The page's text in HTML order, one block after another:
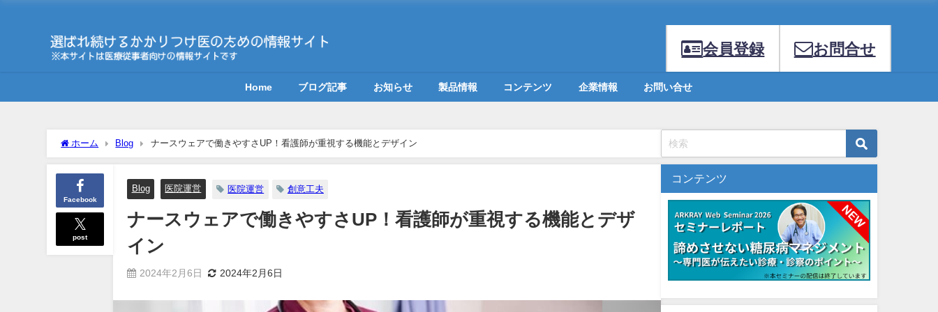
会員登録 お問合せ
Home ブログ記事 お知らせ 製品情報 コンテンツ 企業情報 お問い合せ
ホーム Blog ナースウェアで働きやすさUP！看護師が重視する機能とデザイン
Facebook
post
Blog 医院運営 医院運営 創意工夫
ナースウェアで働きやすさUP！看護師が重視する機能とデザ
イン
2024年2月6日 2024年2月6日
コンテンツ